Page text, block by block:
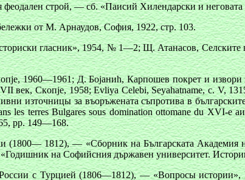
строй, — сб. «Паисий Хилендарски и
от М. Арнаудов, София, 1922, стр. 103.
гласник», 1954, № 1—2; Щ. Атанасов, Селските
1960—1961; Д. Бojaниh, Карпошев покрет и извори
век, Cкoпje, 1958; Evliya Celebi, Seyahatname, с. V,
източницы за въоръжената съпротива в
les terres Bulgares sous domination ottomane du XVI-e
pp. 149—168.
(1800— 1812), — «Сборник на Българската Академия
на Софийсния държавен университет.
с Турцией (1806—1812), — «Вопросы